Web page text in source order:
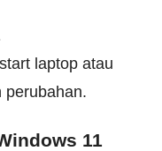
laptop atau
perubahan.
11